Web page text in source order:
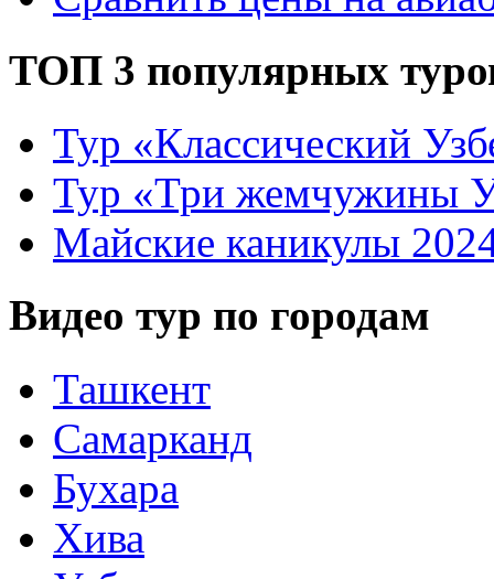
ТОП 3 популярных
Тур «Классический
Тур «Три жемчужины
Майские каникулы
Видео тур по городам
Ташкент
Самарканд
Бухара
Хива